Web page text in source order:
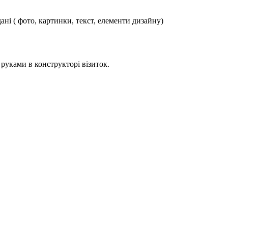
( фото, картинки, текст, елементи дизайну)
в конструкторі візиток.